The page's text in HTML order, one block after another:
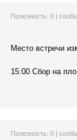
Полезность: 0|
Место встречи
15:00 Сбор на
Полезность: 0|